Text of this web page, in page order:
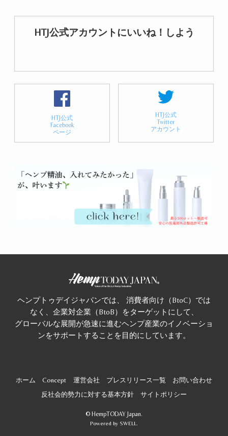
HTJ公式アカウントにいいね！しよう
HTJ公式
Facebook
ページ
HTJ公式
Twitter
アカウント
ヘンプトゥデイジャパンでは、 消費者向け（BtoC）では
なく、企業対企業（BtoB）をターゲットにして、
グローバルな展開が急速に進むヘンプ産業のイノベーショ
ンをサポートすることを目的にしています。
ホーム Concept 運営会社 プレスリリース一覧
お問い合わせ
反社会的勢力に対する基本方針
サイトポリシー
© HempTODAY Japan.
Powered by SWELL.